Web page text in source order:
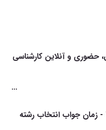
حضوری و آنلاین کارشناسی
اعلام نتایج نهایی کنکور ارشد 1404 - زمان جواب انتخاب رشته